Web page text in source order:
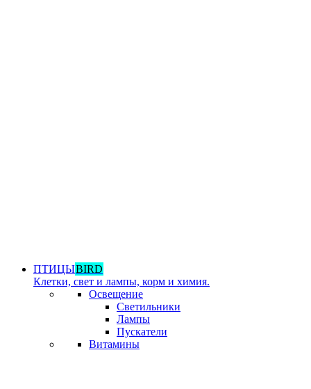
ПТИЦЫBIRD
Клетки, свет и лампы, корм и химия.
Освещение
Светильники
Лампы
Пускатели
Витамины